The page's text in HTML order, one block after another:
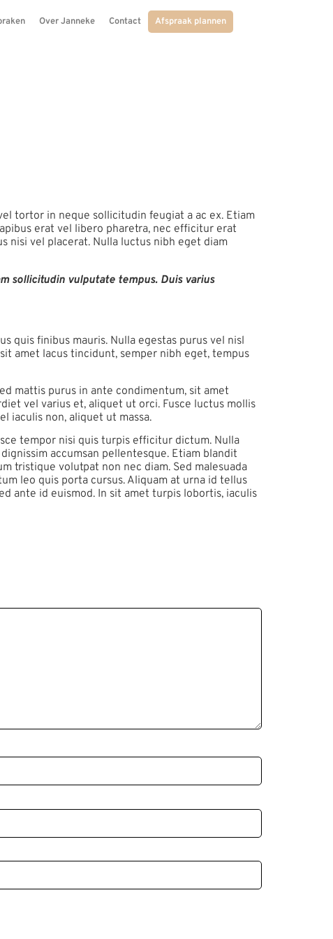
Over Janneke Contact Afspraak plannen
tortor in neque sollicitudin feugiat a ac ex. Etiam
erat vel libero pharetra, nec efficitur erat
nisi vel placerat. Nulla luctus nibh eget diam
sollicitudin vulputate tempus. Duis varius
quis finibus mauris. Nulla egestas purus vel nisl
amet lacus tincidunt, semper nibh eget, tempus
mattis purus in ante condimentum, sit amet
vel varius et, aliquet ut orci. Fusce luctus mollis
iaculis non, aliquet ut massa.
tempor nisi quis turpis efficitur dictum. Nulla
accumsan pellentesque. Etiam blandit
tristique volutpat non nec diam. Sed malesuada
leo quis porta cursus. Aliquam at urna id tellus
ante id euismod. In sit amet turpis lobortis, iaculis